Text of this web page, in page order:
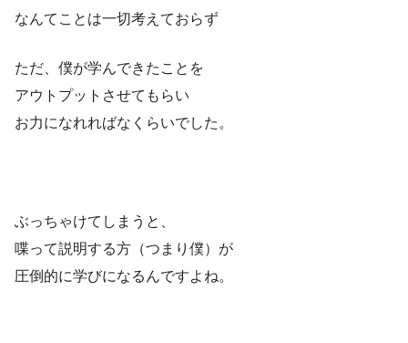
なんてことは一切考えておらず
ただ、僕が学んできたことを
アウトプットさせてもらい
お力になれればなくらいでした。
ぶっちゃけてしまうと、
喋って説明する方（つまり僕）が
圧倒的に学びになるんですよね。